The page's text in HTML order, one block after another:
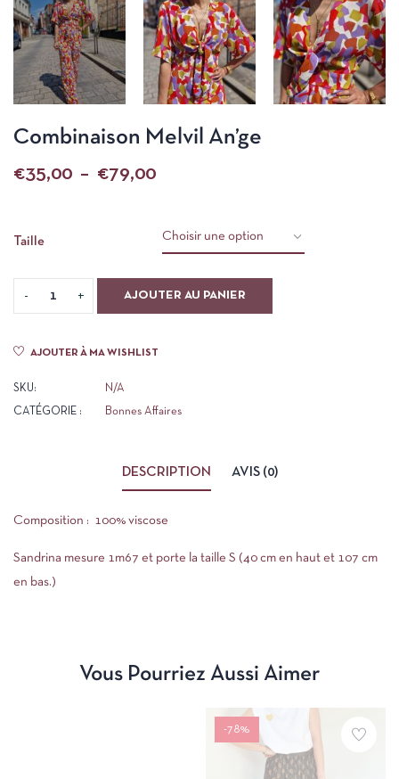
Combinaison Melvil An’ge
€35,00 – €79,00
Taille
AJOUTER AU PANIER
AJOUTER À MA WISHLIST
SKU: N/A
CATÉGORIE : Bonnes Affaires
DESCRIPTION AVIS (0)
Composition : 100% viscose
Sandrina mesure 1m67 et porte la taille S (40 cm en haut et 107 cm
en bas.)
Vous Pourriez Aussi Aimer
-78%